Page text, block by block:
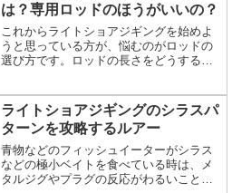
は？専用ロッドのほうがいいの？
これからライトショアジギングを始めよ
うと思っている方が、悩むのがロッドの
選び方です。ロッドの長さをどうする
トショアジギングを始めて6年になりま
す。専用ロッドだけでなく、...
ライトショアジギングのシラスパ
ターンを攻略するルアー
青物などのフィッシュイーターがシラス
などの極小ベイトを食べている時は、メ
タルジグやプラグの反応がわるいことが